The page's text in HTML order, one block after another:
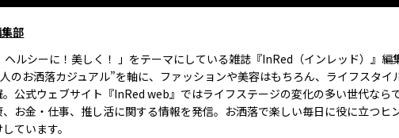
部
ヘルシーに！美しく！ 」をテーマにしている雑誌『InRed（インレッド）』編
のお洒落カジュアル”を軸に、ファッションや美容はもちろん、ライフスタイ
。公式ウェブサイト『InRed web』ではライフステージの変化の多い世代なら
、お金・仕事、推し活に関する情報を発信。お洒落で楽しい毎日に役に立つヒ
ています。